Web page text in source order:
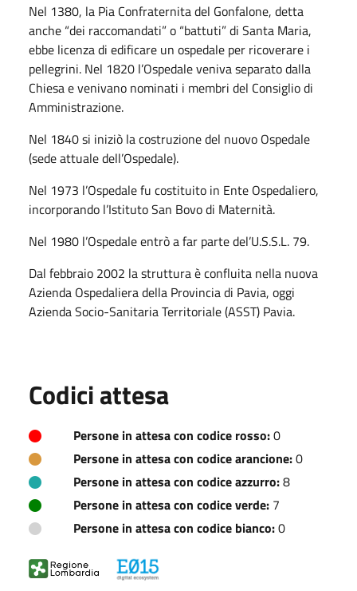
Nel 1380, la Pia Confraternita del Gonfalone, detta
anche “dei raccomandati” o “battuti” di Santa Maria,
ebbe licenza di edificare un ospedale per ricoverare i
pellegrini. Nel 1820 l’Ospedale veniva separato dalla
Chiesa e venivano nominati i membri del Consiglio di
Amministrazione.
Nel 1840 si iniziò la costruzione del nuovo Ospedale
(sede attuale dell’Ospedale).
Nel 1973 l’Ospedale fu costituito in Ente Ospedaliero,
incorporando l’Istituto San Bovo di Maternità.
Nel 1980 l’Ospedale entrò a far parte del’U.S.S.L. 79.
Dal febbraio 2002 la struttura è confluita nella nuova
Azienda Ospedaliera della Provincia di Pavia, oggi
Azienda Socio-Sanitaria Territoriale (ASST) Pavia.
Codici attesa
Persone in attesa con codice rosso:0
Persone in attesa con codice arancione:0
Persone in attesa con codice azzurro:8
Persone in attesa con codice verde: 7
Persone in attesa con codice bianco:0